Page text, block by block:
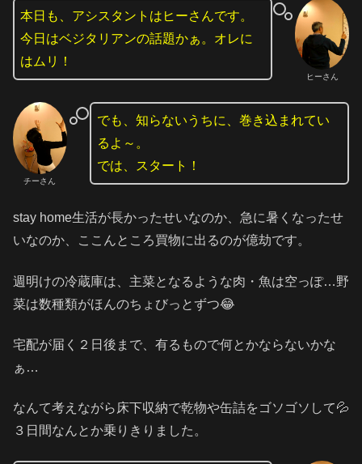
ヒーさん
本日も、アシスタントはヒーさんです。
今日はベジタリアンの話題かぁ。オレに
はムリ！
チーさん
でも、知らないうちに、巻き込まれてい
るよ～。
では、スタート！
stay home生活が長かったせいなのか、急に暑くなったせ
いなのか、ここんところ買物に出るのが億劫です。
週明けの冷蔵庫は、主菜となるような肉・魚は空っぽ…野
菜は数種類がほんのちょびっとずつ😂
宅配が届く２日後まで、有るもので何とかならないかな
ぁ…
なんて考えながら床下収納で乾物や缶詰をゴソゴソして💦
３日間なんとか乗りきりました。